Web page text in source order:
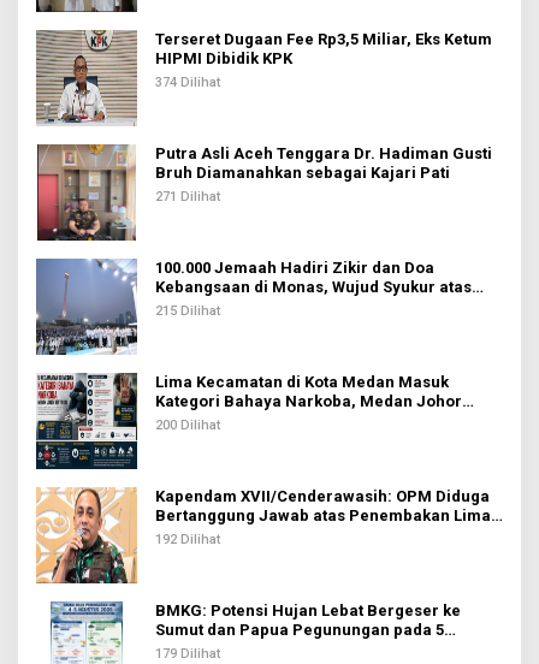
Terseret Dugaan Fee Rp3,5 Miliar, Eks Ketum
HIPMI Dibidik KPK
374 Dilihat
Putra Asli Aceh Tenggara Dr. Hadiman Gusti
Bruh Diamanahkan sebagai Kajari Pati
271 Dilihat
100.000 Jemaah Hadiri Zikir dan Doa
Kebangsaan di Monas, Wujud Syukur atas
Kemerdekaan Indonesia
215 Dilihat
Lima Kecamatan di Kota Medan Masuk
Kategori Bahaya Narkoba, Medan Johor
Tertinggi
200 Dilihat
Kapendam XVII/Cenderawasih: OPM Diduga
Bertanggung Jawab atas Penembakan Lima
Pekerja di Tolikara
192 Dilihat
BMKG: Potensi Hujan Lebat Bergeser ke
Sumut dan Papua Pegunungan pada 5
Agustus
179 Dilihat